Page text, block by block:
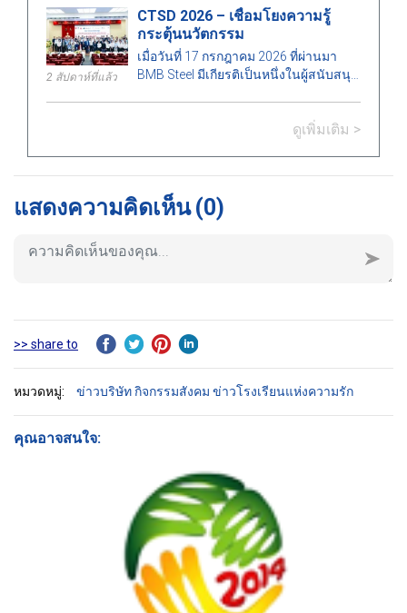
คุณภาพการศึกษาเพื่อตอบสนองความ
ต้องการพัฒนาของอุตสาหกรรมก่อสร้าง.
ระจายจิตวิญญาณแห่งความรักและความ
รับผิดชอบต่อสังคม.
2 สัปดาห์ที่แล้ว
CTSD 2026 – เชื่อมโยงความรู้
กระตุ้นนวัตกรรม
เมื่อวันที่ 17 กรกฎาคม 2026 ที่ผ่านมา
BMB Steel มีเกียรติเป็นหนึ่งในผู้สนับสนุน
Construction Technologies for
จิมินห์.
ดูเพิ่มเติม >
แสดงความคิดเห็น (0)
>> share to
หมวดหมู่: ข่าวบริษัทกิจกรรมสังคม ข่าวโรงเรียนแห่งความรัก
คุณอาจสนใจ: